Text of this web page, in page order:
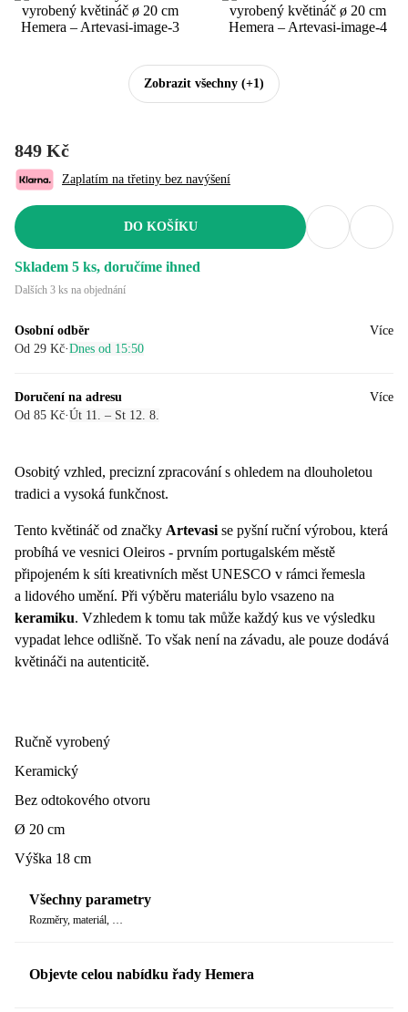
Zobrazit všechny (+1)
849 Kč
Zaplatím na třetiny bez navýšení
DO KOŠÍKU
Skladem 5 ks, doručíme ihned
Dalších 3 ks na objednání
Osobní odběr
Od 29 Kč·Dnes od 15:50
Více
Doručení na adresu
Od 85 Kč·Út 11. – St 12. 8.
Více
Osobitý vzhled, precizní zpracování s ohledem na dlouholetou
tradici a vysoká funkčnost.
Tento květináč od značky Artevasi se pyšní ruční výrobou, která
probíhá ve vesnici Oleiros - prvním portugalském městě
připojeném k síti kreativních měst UNESCO v rámci řemesla
a lidového umění. Při výběru materiálu bylo vsazeno na
keramiku. Vzhledem k tomu tak může každý kus ve výsledku
vypadat lehce odlišně. To však není na závadu, ale pouze dodává
květináči na autenticitě.
Ručně vyrobený
Keramický
Bez odtokového otvoru
Ø 20 cm
Výška 18 cm
Všechny parametry
Rozměry, materiál, …
Objevte celou nabídku řady Hemera